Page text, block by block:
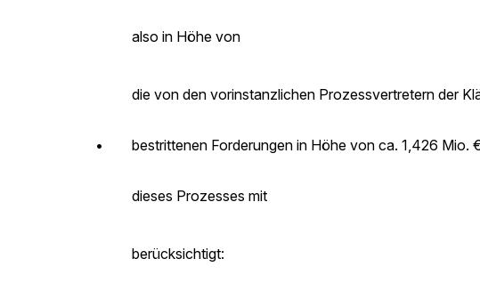
also in Höhe von
•
die von den vorinstanzlichen Prozessvertretern der
bestrittenen Forderungen in Höhe von ca. 1,426 Mio.
dieses Prozesses mit
berücksichtigt: